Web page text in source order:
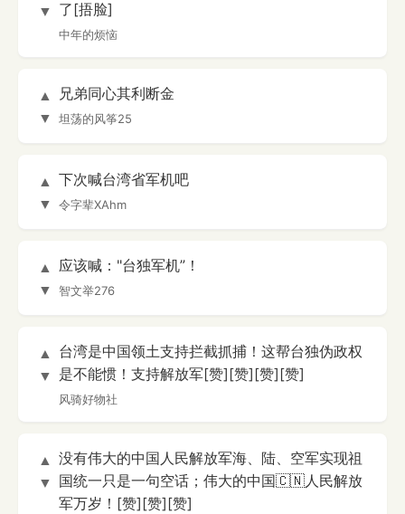
▼ 了[捂脸]
中年的烦恼
▲
▼
兄弟同心其利断金
坦荡的风筝25
▲
▼
下次喊台湾省军机吧
令字辈XAhm
▲
▼
应该喊："台独军机”！
智文举276
▲
▼
台湾是中国领土支持拦截抓捕！这帮台独伪政权
是不能惯！支持解放军[赞][赞][赞][赞]
风骑好物社
▲
▼
没有伟大的中国人民解放军海、陆、空军实现祖
国统一只是一句空话；伟大的中国🇨🇳人民解放
军万岁！[赞][赞][赞]